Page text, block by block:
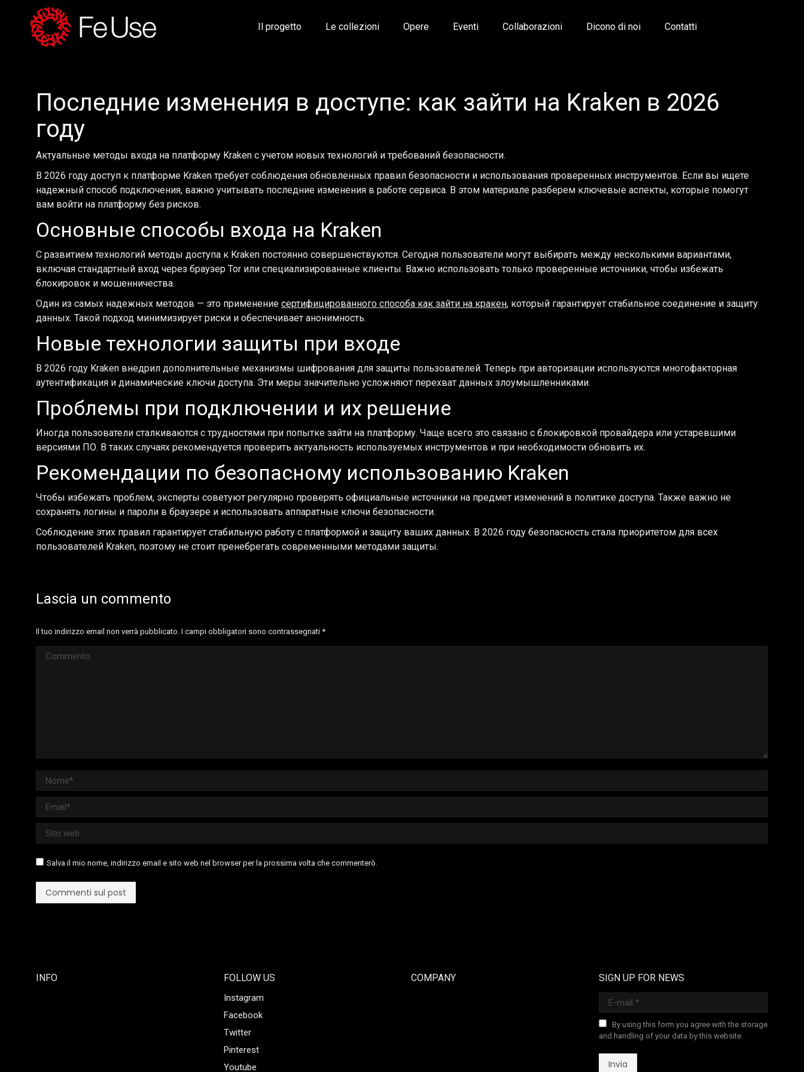
Il progetto Le collezioni Opere Eventi Collaborazioni Dicono di noi Contatti
Последние изменения в доступе: как зайти на Kraken в 2026
году
Актуальные методы входа на платформу Kraken с учетом новых технологий и требований безопасности.
В 2026 году доступ к платформе Kraken требует соблюдения обновленных правил безопасности и использования проверенных инструментов. Если вы ищете
надежный способ подключения, важно учитывать последние изменения в работе сервиса. В этом материале разберем ключевые аспекты, которые помогут
вам войти на платформу без рисков.
Основные способы входа на Kraken
С развитием технологий методы доступа к Kraken постоянно совершенствуются. Сегодня пользователи могут выбирать между несколькими вариантами,
включая стандартный вход через браузер Tor или специализированные клиенты. Важно использовать только проверенные источники, чтобы избежать
блокировок и мошенничества.
Один из самых надежных методов — это применение сертифицированного способа как зайти на кракен, который гарантирует стабильное соединение и защиту
данных. Такой подход минимизирует риски и обеспечивает анонимность.
Новые технологии защиты при входе
В 2026 году Kraken внедрил дополнительные механизмы шифрования для защиты пользователей. Теперь при авторизации используются многофакторная
аутентификация и динамические ключи доступа. Эти меры значительно усложняют перехват данных злоумышленниками.
Проблемы при подключении и их решение
Иногда пользователи сталкиваются с трудностями при попытке зайти на платформу. Чаще всего это связано с блокировкой провайдера или устаревшими
версиями ПО. В таких случаях рекомендуется проверить актуальность используемых инструментов и при необходимости обновить их.
Рекомендации по безопасному использованию Kraken
Чтобы избежать проблем, эксперты советуют регулярно проверять официальные источники на предмет изменений в политике доступа. Также важно не
сохранять логины и пароли в браузере и использовать аппаратные ключи безопасности.
Соблюдение этих правил гарантирует стабильную работу с платформой и защиту ваших данных. В 2026 году безопасность стала приоритетом для всех
пользователей Kraken, поэтому не стоит пренебрегать современными методами защиты.
Lascia un commento
Il tuo indirizzo email non verrà pubblicato. I campi obbligatori sono contrassegnati *
Commento
Nome *
Email *
Sito web
Salva il mio nome, indirizzo email e sito web nel browser per la prossima volta che commenterò.
Commenti sul post
INFO FOLLOW US
Instagram
Facebook
Twitter
Pinterest
Youtube
COMPANY SIGN UP FOR NEWS
E-mail *
By using this form you agree with the storage
and handling of your data by this website.
Invia